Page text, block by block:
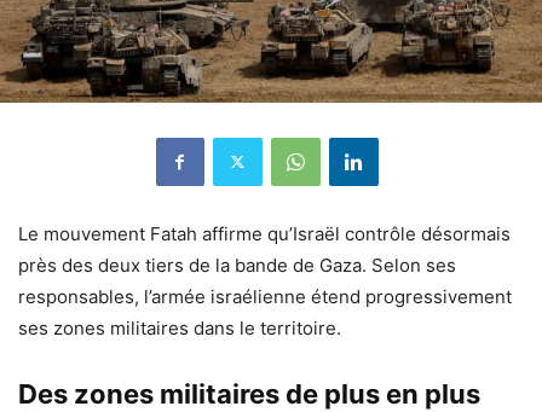
Le mouvement Fatah affirme qu’Israël contrôle désormais
près des deux tiers de la bande de Gaza. Selon ses
responsables, l’armée israélienne étend progressivement
ses zones militaires dans le territoire.
Des zones militaires de plus en plus